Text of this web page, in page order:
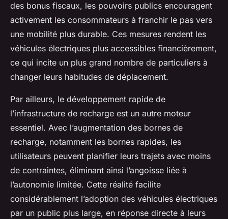
des bonus fiscaux, les pouvoirs publics encouragent
activement les consommateurs à franchir le pas vers
une mobilité plus durable. Ces mesures rendent les
véhicules électriques plus accessibles financièrement,
ce qui incite un plus grand nombre de particuliers à
changer leurs habitudes de déplacement.
Par ailleurs, le développement rapide de
l’infrastructure de recharge est un autre moteur
essentiel. Avec l’augmentation des bornes de
recharge, notamment les bornes rapides, les
utilisateurs peuvent planifier leurs trajets avec moins
de contraintes, éliminant ainsi l’angoisse liée à
l’autonomie limitée. Cette réalité facilite
considérablement l’adoption des véhicules électriques
par un public plus large, en réponse directe à leurs